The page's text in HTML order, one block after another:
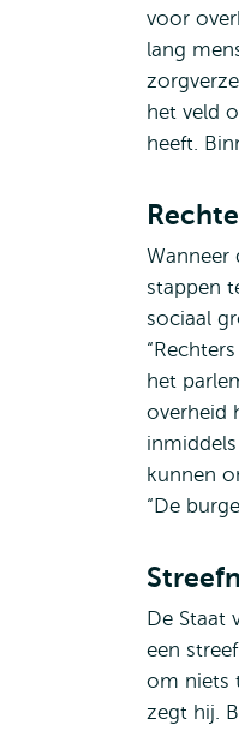
voor
lang
het veld
heeft.
Wanneer
stappen
sociaal
het
overheid
kunnen
“De
De Staat
een
om niets
zegt hij.